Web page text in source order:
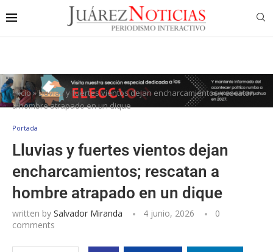
Inicio»Lluvias y fuertes vientos dejan encharcamientos; rescatan
a hombre atrapado en un dique
Portada
Lluvias y fuertes vientos dejan
encharcamientos; rescatan a
hombre atrapado en un dique
written by Salvador Miranda 4 junio, 2026
0
comments